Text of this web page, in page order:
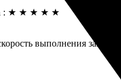
: ★ ★ ★ ★ ★
выполнения заказа.